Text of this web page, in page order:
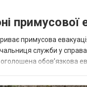
примусової
примусова
служби у
обов’язкова